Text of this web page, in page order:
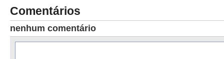
Comentários
nenhum comentário